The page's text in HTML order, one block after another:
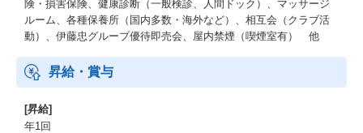
険・損害保険、健康診断（一般検診、人間ドック）、マッサージ
ルーム、各種保養所（国内多数・海外など）、相互会（クラブ活
動）、伊藤忠グループ優待即売会、屋内禁煙（喫煙室有） 他
昇給・賞与
[昇給]
年1回